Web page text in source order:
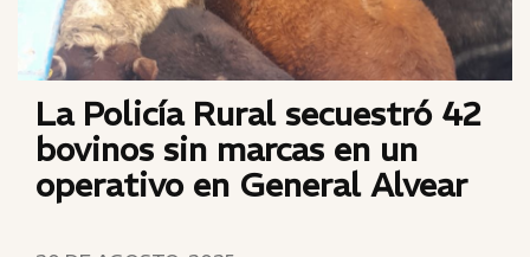
La Policía Rural secuestró 42
bovinos sin marcas en un
operativo en General Alvear